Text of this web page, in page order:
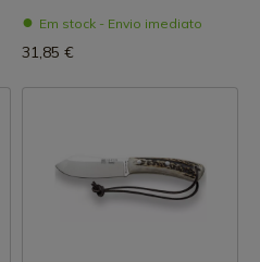
Em stock - Envio imediato
31,85 €